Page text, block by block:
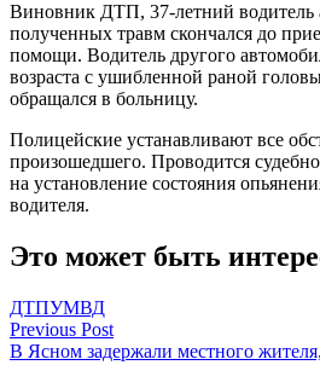
Виновник ДТП, 37-летний водитель
полученных травм скончался до
помощи. Водитель другого
возраста с ушибленной раной
обращался в больницу.
Полицейские устанавливают все
произошедшего. Проводится
на установление состояния
водителя.
Это может быть
ДТПУМВД
Навигация
Previous Post
В Ясном задержали местного